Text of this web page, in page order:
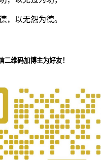
，以无怨为德。
二维码加博主为好友！